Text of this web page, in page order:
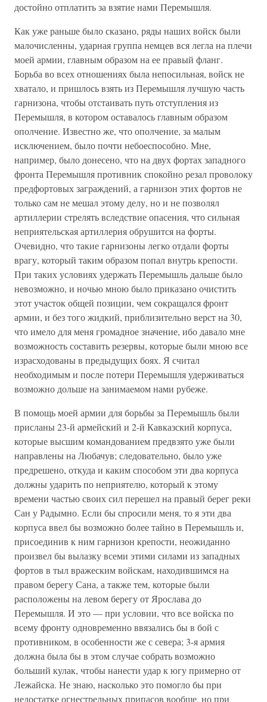
достойно отплатить за взятие нами Перемышля.
Как уже раньше было сказано, ряды наших войск были
малочисленны, ударная группа немцев вся легла на плечи
моей армии, главным образом на ее правый фланг.
Борьба во всех отношениях была непосильная, войск не
хватало, и пришлось взять из Перемышля лучшую часть
гарнизона, чтобы отстаивать путь отступления из
Перемышля, в котором оставалось главным образом
ополчение. Известно же, что ополчение, за малым
исключением, было почти небоеспособно. Мне,
например, было донесено, что на двух фортах западного
фронта Перемышля противник спокойно резал проволоку
предфортовых заграждений, а гарнизон этих фортов не
только сам не мешал этому делу, но и не позволял
артиллерии стрелять вследствие опасения, что сильная
неприятельская артиллерия обрушится на форты.
Очевидно, что такие гарнизоны легко отдали форты
врагу, который таким образом попал внутрь крепости.
При таких условиях удержать Перемышль дальше было
невозможно, и ночью мною было приказано очистить
этот участок общей позиции, чем сокращался фронт
армии, и без того жидкий, приблизительно верст на 30,
что имело для меня громадное значение, ибо давало мне
возможность составить резервы, которые были мною все
израсходованы в предыдущих боях. Я считал
необходимым и после потери Перемышля удерживаться
возможно дольше на занимаемом нами рубеже.
В помощь моей армии для борьбы за Перемышль были
присланы 23-й армейский и 2-й Кавказский корпуса,
которые высшим командованием предвзято уже были
направлены на Любачув; следовательно, было уже
предрешено, откуда и каким способом эти два корпуса
должны ударить по неприятелю, который к этому
времени частью своих сил перешел на правый берег реки
Сан у Радымно. Если бы спросили меня, то я эти два
корпуса ввел бы возможно более тайно в Перемышль и,
присоединив к ним гарнизон крепости, неожиданно
произвел бы вылазку всеми этими силами из западных
фортов в тыл вражеским войскам, находившимся на
правом берегу Сана, а также тем, которые были
расположены на левом берегу от Ярослава до
Перемышля. И это — при условии, что все войска по
всему фронту одновременно ввязались бы в бой с
противником, в особенности же с севера; 3-я армия
должна была бы в этом случае собрать возможно
больший кулак, чтобы нанести удар к югу примерно от
Лежайска. Не знаю, насколько это помогло бы при
недостатке огнестрельных припасов вообще, но при